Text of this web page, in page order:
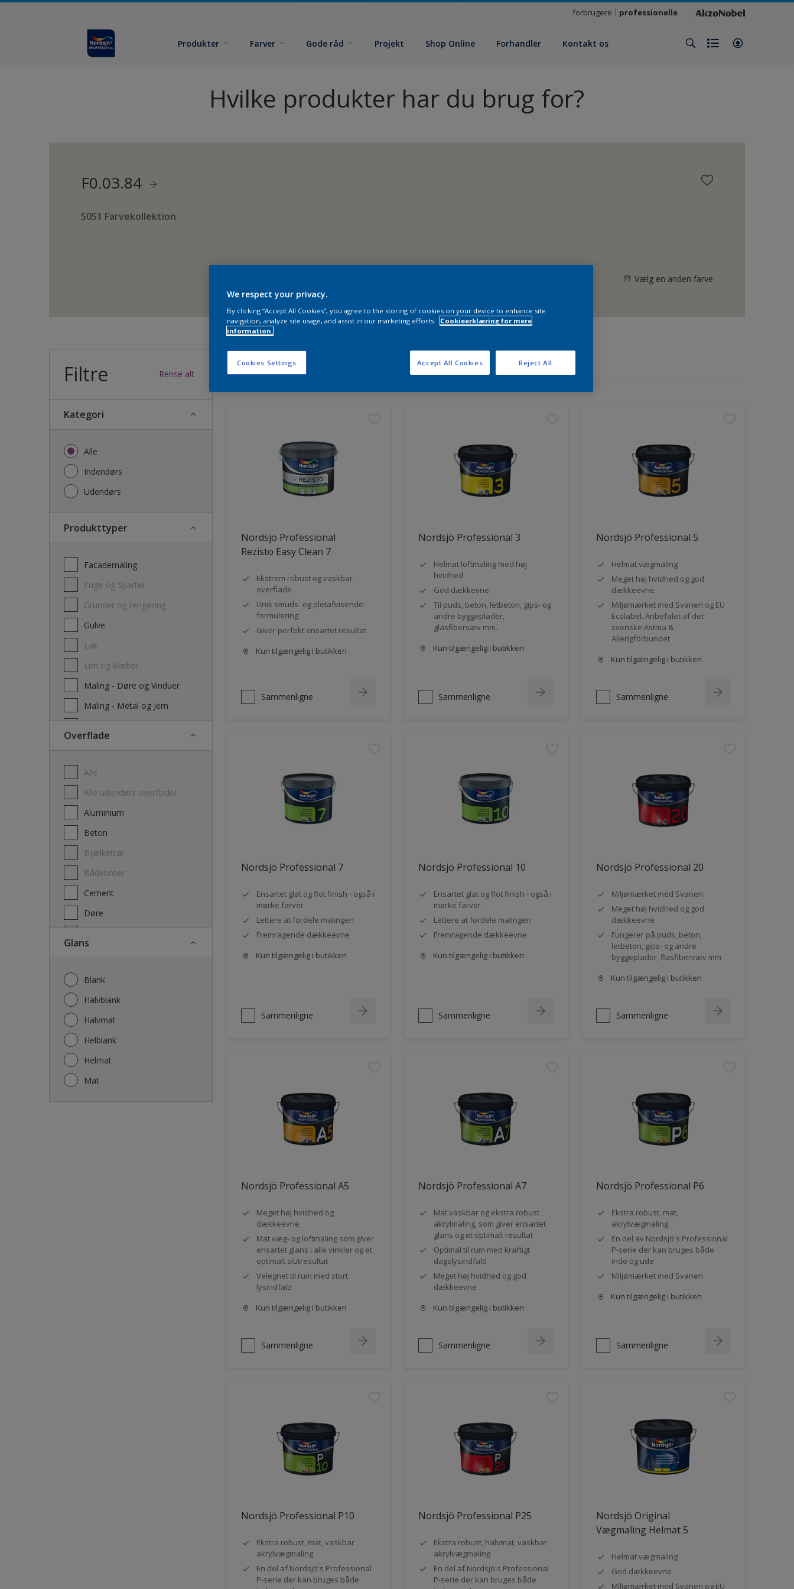
forbrugere professionelle
Produkter Farver Gode råd Projekt Shop Online Forhandler Kontakt os
Hvilke produkter har du brug for?
F0.03.84
5051 Farvekollektion
Vælg en anden farve
Filtre Rense alt
Kategori
Alle
Indendørs
Udendørs
Produkttyper
Facademaling
Fuge og Spartel
Grunder og rengøring
Gulve
Lak
Lim og klæber
Maling - Døre og Vinduer
Maling - Metal og Jern
Overflade
Alle
Alle udendørs overflader
Aluminium
Beton
Bjælketræ
Bådebroer
Cement
Døre
Glans
Blank
Halvblank
Halvmat
Helblank
Helmat
Mat
33produkter fundet
Nordsjö Professional
Rezisto Easy Clean 7
Ekstrem robust og vaskbar
overflade
Unik smuds- og pletafvisende
formulering
Giver perfekt ensartet resultat
Kun tilgængelig i butikken
Sammenligne
Nordsjö Professional 3
Helmat loftmaling med høj
hvidhed
God dækkevne
Til puds, beton, letbeton, gips- og
andre byggeplader,
glasfibervæv mm.
Kun tilgængelig i butikken
Sammenligne
Nordsjö Professional 5
Helmat vægmaling
Meget høj hvidhed og god
dækkeevne
Miljømærket med Svanen og EU
Ecolabel. Anbefalet af det
svenske Astma &
Allerigförbundet
Kun tilgængelig i butikken
Sammenligne
Nordsjö Professional 7
Ensartet glat og flot finish - også i
mørke farver
Lettere at fordele malingen
Fremragende dækkeevne
Kun tilgængelig i butikken
Sammenligne
Nordsjö Professional 10
Ensartet glat og flot finish - også i
mørke farver
Lettere at fordele malingen
Fremragende dækkeevne
Kun tilgængelig i butikken
Sammenligne
Nordsjö Professional 20
Miljømærket med Svanen
Meget høj hvidhed og god
dækkeevne
Fungerer på puds, beton,
letbeton, gips- og andre
byggeplader, flasfibervæv mm
Kun tilgængelig i butikken
Sammenligne
Nordsjö Professional A5
Meget høj hvidhed og
dækkeevne
Mat væg- og loftmaling som giver
ensartet glans i alle vinkler og et
optimalt slutresultat
Velegnet til rum med stort
lysindfald
Kun tilgængelig i butikken
Sammenligne
Nordsjö Professional A7
Mat vaskbar og ekstra robust
akrylmaling, som giver ensartet
glans og et optimalt resultat
Optimal til rum med kraftigt
dagslysindfald
Meget høj hvidhed og god
dækkeevne
Kun tilgængelig i butikken
Sammenligne
Nordsjö Professional P6
Ekstra robust, mat,
akrylvægmaling
En del av Nordsjö's Professional
P-serie der kan bruges både
inde og ude
Miljømærket med Svanen
Kun tilgængelig i butikken
Sammenligne
Nordsjö Professional P10
Ekstra robust, mat, vaskbar
akrylvægmaling
En del af Nordsjö's Professional
P-serie der kan bruges både
Nordsjö Professional P25
Ekstra robust, halvmat, vaskbar
akrylvægmaling
En del af Nordsjö's Professional
P-serie der kan bruges både
Nordsjö Original
Vægmaling Helmat 5
Helmat vægmaling
God dækkeevne
Miljømærket med Svanen og EU
We respect your privacy.
By clicking “Accept All Cookies”, you agree to the storing of cookies on your device to enhance site
navigation, analyze site usage, and assist in our marketing efforts.
Cookieerklæring for mere
information.
Cookies Settings Reject All
Accept All Cookies